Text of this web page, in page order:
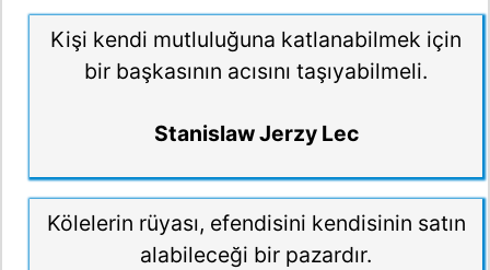
Kişi kendi mutluluğuna katlanabilmek için
bir başkasının acısını taşıyabilmeli.
Stanislaw Jerzy Lec
Kölelerin rüyası, efendisini kendisinin satın
alabileceği bir pazardır.